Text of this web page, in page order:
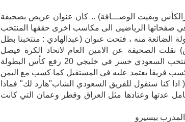
وبقيت الوصـــافة) .. كان عنوان عريض بصحيفة
صفحاتها الرياضيى الى مكاسب اخرى حققها المنتخب
الضائعة منه ، فتحت عنوان (عبدالهادي : منتخبنا بطل
نقلت الصحيفة عن الامين العام لاتحاد الكرة فيصل
عبدالهادي قوله : ان المنتخب السعودي خسر في خليجي 20 رفع كأس البطولة
فريقا يعتمد عليه في المستقبل كما كسب مع اليمن
كنا سنقول للفريق السعودي الشاب"هارد لك" فماذا
عدتها وعتادها مثل العراق وقطر وعمان التي كانت
بيسيرو